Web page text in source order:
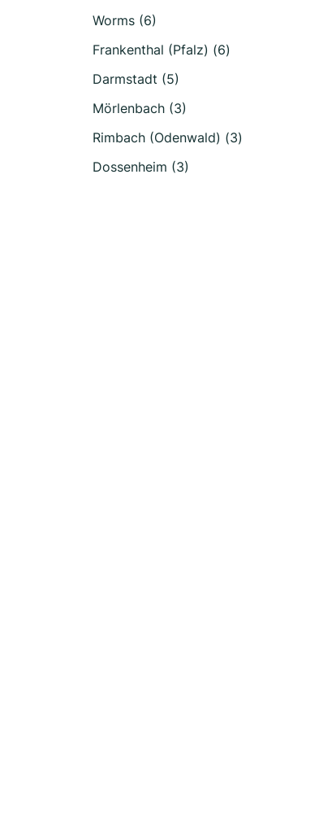
Worms (6)
Frankenthal (Pfalz) (6)
Darmstadt (5)
Mörlenbach (3)
Rimbach (Odenwald) (3)
Dossenheim (3)